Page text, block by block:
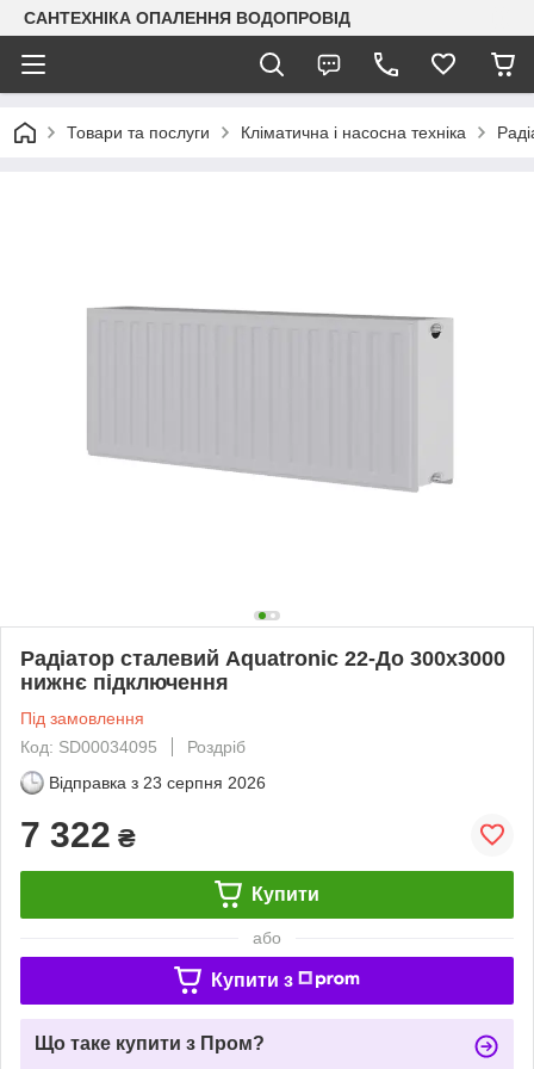
САНТЕХНІКА ОПАЛЕННЯ ВОДОПРОВІД
Товари та послуги Кліматична і насосна техніка
Радіатор сталевий Aquatronic 22-До 300x3000
нижнє підключення
Під замовлення
Код: SD00034095
Роздріб
Відправка з 23 серпня 2026
7 322 ₴
Купити
або
Купити з
Що таке купити з Пром?